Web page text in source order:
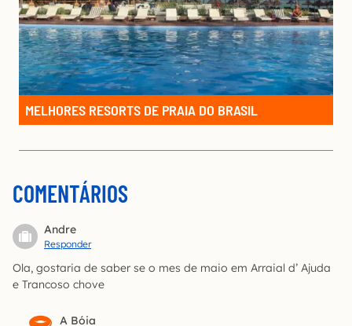
MELHORES RESORTS DE PRAIA DO BRASIL
COMENTÁRIOS
Andre
Responder
Ola, gostaria de saber se o mes de maio em Arraial d’ Ajuda
e Trancoso chove
A Bóia